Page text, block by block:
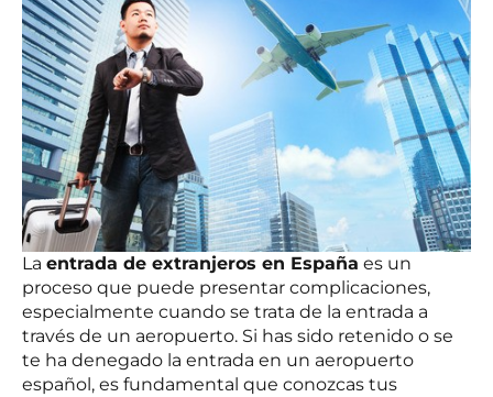
La entrada de extranjeros en España es un
proceso que puede presentar complicaciones,
especialmente cuando se trata de la entrada a
través de un aeropuerto. Si has sido retenido o se
te ha denegado la entrada en un aeropuerto
español, es fundamental que conozcas tus